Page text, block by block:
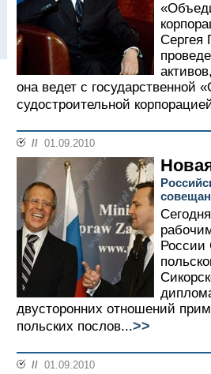
Сергея
она ведет с государственной
судостроительной
// 01.09.2010
России
двусторонних отношений
польских послов...>>
// 01.09.2010